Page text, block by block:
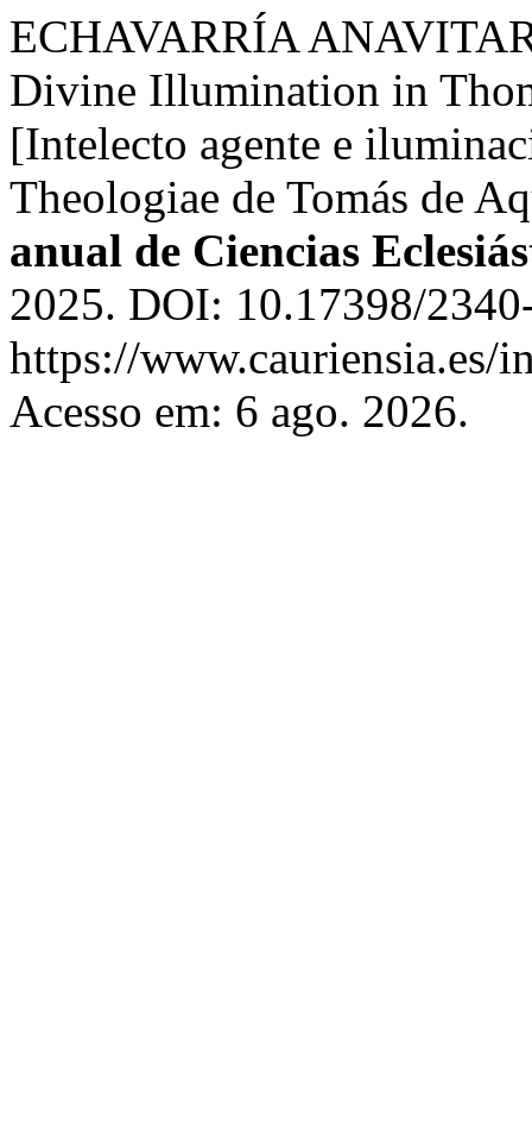
ECHAVARRÍA
Divine Illumination in
[Intelecto agente e
Theologiae de Tomás de
anual de Ciencias
2025. DOI: 10.17398/
https://www.cauriensia.es/
Acesso em: 6 ago. 2026.